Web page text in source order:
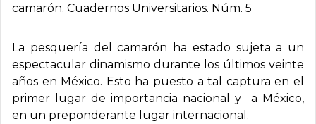
camarón. Cuadernos Universitarios. Núm. 5
La pesquería del camarón ha estado sujeta a un
espectacular dinamismo durante los últimos veinte
años en México. Esto ha puesto a tal captura en el
primer lugar de importancia nacional y a México,
en un preponderante lugar internacional.